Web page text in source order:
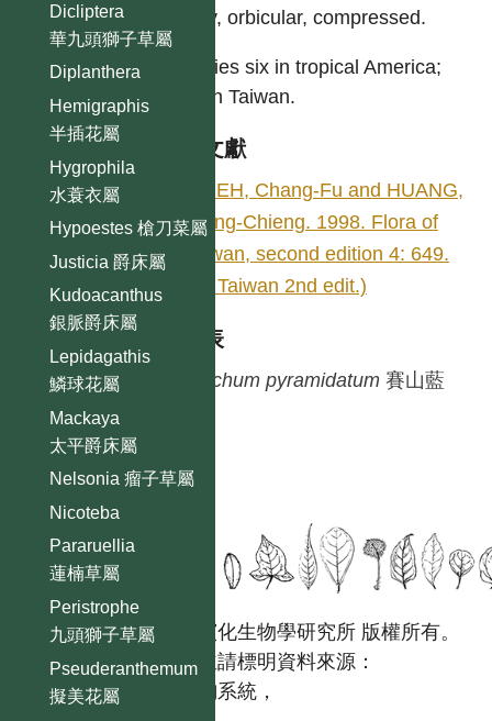
Dicliptera
華九頭獅子草屬
Diplanthera
Hemigraphis
半插花屬
Hygrophila
水蓑衣屬
Hypoestes 槍刀菜屬
Justicia 爵床屬
Kudoacanthus
銀脈爵床屬
Lepidagathis
鱗球花屬
Mackaya
太平爵床屬
Nelsonia 瘤子草屬
Nicoteba
Pararuellia
蓮楠草屬
Peristrophe
九頭獅子草屬
Pseuderanthemum
擬美花屬
many, orbicular, compressed.
Species six in tropical America;
one in Taiwan.
參考文獻
HSIEH, Chang-Fu and HUANG,
Tseng-Chieng. 1998. Flora of
Taiwan, second edition 4: 649.
(Fl. Taiwan 2nd edit.)
種列表
Blechum pyramidatum 賽山藍
國立台灣大學生態學與演化生物學研究所 版權所有。
歡迎引用本網站資料，並請標明資料來源：
【台灣植物資訊整合查詢系統，